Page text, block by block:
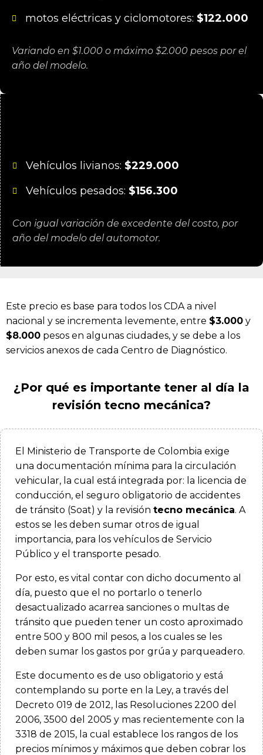
motos eléctricas y ciclomotores: $122.000
Variando en $1.000 o máximo $2.000 pesos por el
año del modelo.
Vehículos livianos: $229.000
Vehículos pesados: $156.300
Con igual variación de excedente del costo, por
año del modelo del automotor.
Este precio es base para todos los CDA a nivel
nacional y se incrementa levemente, entre $3.000 y
$8.000 pesos en algunas ciudades, y se debe a los
servicios anexos de cada Centro de Diagnóstico.
¿Por qué es importante tener al día la
revisión tecno mecánica?
El Ministerio de Transporte de Colombia exige
una documentación mínima para la circulación
vehicular, la cual está integrada por: la licencia de
conducción, el seguro obligatorio de accidentes
de tránsito (Soat) y la revisión tecno mecánica. A
estos se les deben sumar otros de igual
importancia, para los vehículos de Servicio
Público y el transporte pesado.
Por esto, es vital contar con dicho documento al
día, puesto que el no portarlo o tenerlo
desactualizado acarrea sanciones o multas de
tránsito que pueden tener un costo aproximado
entre 500 y 800 mil pesos, a los cuales se les
deben sumar los gastos por grúa y parqueadero.
Este documento es de uso obligatorio y está
contemplando su porte en la Ley, a través del
Decreto 019 de 2012, las Resoluciones 2200 del
2006, 3500 del 2005 y mas recientemente con la
3318 de 2015, la cual establece los rangos de los
precios mínimos y máximos que deben cobrar los